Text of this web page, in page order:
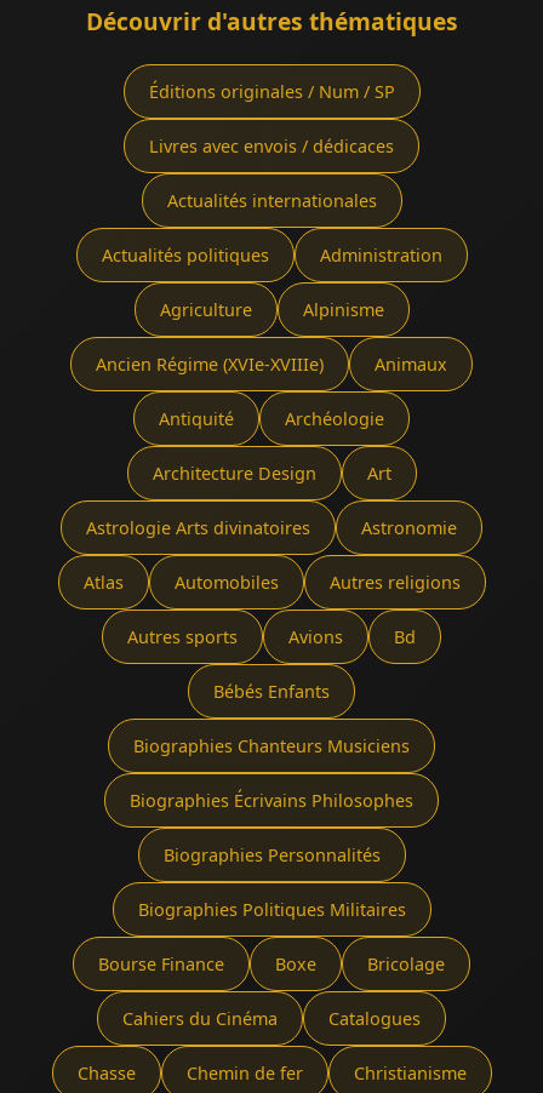
Découvrir d'autres thématiques
Éditions originales / Num / SP
Livres avec envois / dédicaces
Actualités internationales
Actualités politiques Administration
Agriculture Alpinisme
Ancien Régime (XVIe-XVIIIe) Animaux
Antiquité Archéologie
Architecture Design Art
Astrologie Arts divinatoires Astronomie
Atlas Automobiles Autres religions
Autres sports Avions Bd
Bébés Enfants
Biographies Chanteurs Musiciens
Biographies Écrivains Philosophes
Biographies Personnalités
Biographies Politiques Militaires
Bourse Finance Boxe Bricolage
Cahiers du Cinéma Catalogues
Chasse Chemin de fer Christianisme